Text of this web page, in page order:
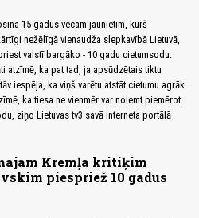
15 gadus vecam jaunietim, kurš
nežēlīgā vienaudža slepkavībā Lietuvā,
valstī bargāko - 10 gadu cietumsodu.
atzīmē, ka pat tad, ja apsūdzētais tiktu
iespēja, ka viņš varētu atstāt cietumu agrāk.
ka tiesa ne vienmēr var nolemt piemērot
ziņo Lietuvas tv3 savā interneta portālā
Kremļa kritiķim
piespriež 10 gadus